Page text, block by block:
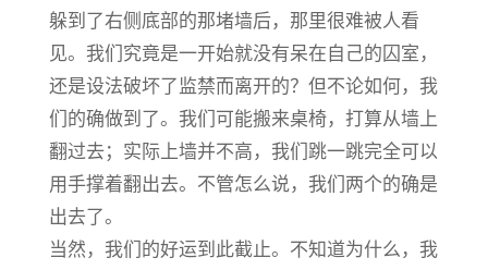
躲到了右侧底部的那堵墙后，那里很难被人看
见。我们究竟是一开始就没有呆在自己的囚室，
还是设法破坏了监禁而离开的？但不论如何，我
们的确做到了。我们可能搬来桌椅，打算从墙上
翻过去；实际上墙并不高，我们跳一跳完全可以
用手撑着翻出去。不管怎么说，我们两个的确是
出去了。
当然，我们的好运到此截止。不知道为什么，我